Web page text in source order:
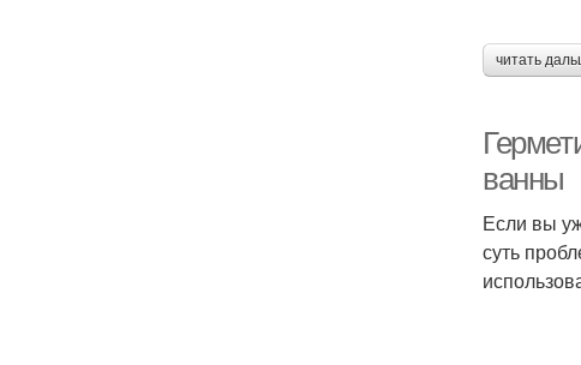
читать
ванны
Если вы
суть